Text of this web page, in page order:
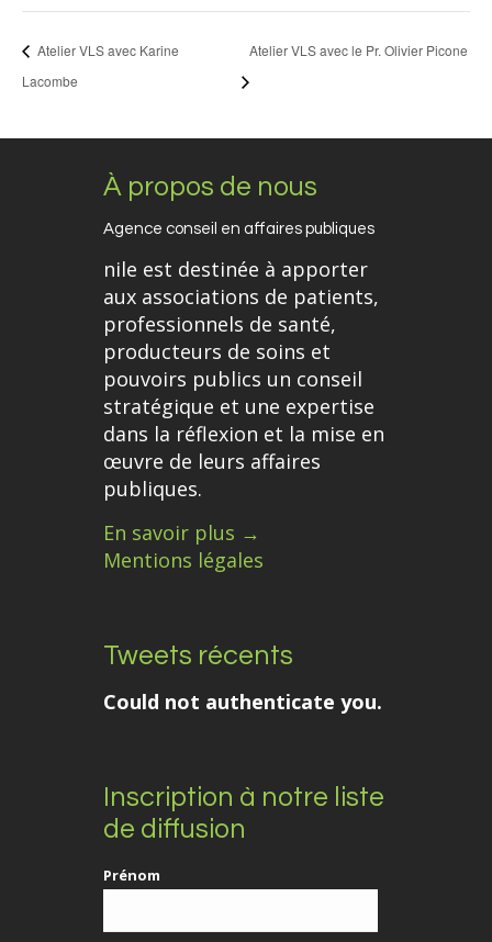
Atelier VLS avec Karine
Lacombe
Atelier VLS avec le Pr. Olivier Picone
À propos de nous
Agence conseil en affaires publiques
nile est destinée à apporter
aux associations de patients,
professionnels de santé,
producteurs de soins et
pouvoirs publics un conseil
stratégique et une expertise
dans la réflexion et la mise en
œuvre de leurs affaires
publiques.
En savoir plus →
Mentions légales
Tweets récents
Could not authenticate you.
Inscription à notre liste
de diffusion
Prénom